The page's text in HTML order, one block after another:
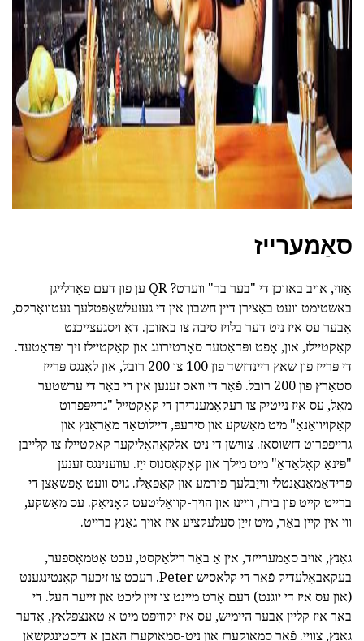
סאַמערייז
אַזוי, אויב באזוכן די "בער בר" ווערט? QR ען פון דעם פאַרלייגן
באשטימט וועט באַצירן דיין חשבון אין די געזעלשאַפטלעך נעטוואָרקס,
אָבער עס איז ניט דער בלויז סיבה צו באַזוכן. דאָ ויסגעצייכנט
קאַקטיילז, און, אָפט ופּדאַטעד סאָרטירונג און קאַקטיילז זיך ופּדאַטעד.
די פּרייַז פון שאַץ ריינדזשד פון 100 צו 200 רובל, און לאָנגס פּרייַז
סטאַרץ פון 200 רובל. פֿאַר די וואס זענען אין די באַר די ערשטער
מאָל, עס איז נייטיק צו רעקאָמענדירן די קאָקטייל "גרייפּפרוט
קאַקויוואַנאַ" מיט מאַשקע און סירעפּ, דיילוטאַד מאַראַנץ און
גרייפּפרוט דזשוסאַז. צווישן די ניט-אַלקאָהאָליקער קאַקטיילז צו קלייַבן
"פּינאַ קאָלאַדאַ" מיט מילך און קאָקאָסנוס ייַז. עווענינגס זענען
פּרידאַמאַנאַנטלי ווייַבלעך פירמע און קאַפּאַלז. גויס וועט אָפּשאַצן די
ברייט קייט פון בירז, וויינז און הויך-קוואַליטעט קאָניאַק. עס מאַשקע,
ווי אין קיין באַר, מיט זייַן סעלעקציע איז אויך גאַנץ ברייט.
גאַנץ, אויב סאַמערייזד, אין אַ באַר רילאַקסט, עכט אַטמאָספער,
בעקאַבאָלעדיק פֿאַר די קלאַסיש Peter. רעכט צו זיכער קאָנטינגענט
(און עס איז די יוגנט) דעם אָרט מיינט צו זיין ליכט און זייער העל. די
באַר איז קליין אָבער היימיש, עס איז יקוויפּט מיט אַ טאַנצפּלאַץ, אָדער
גאַנץ, צוויי. פֿאַר סמאָוקערז און ניט-סמאָוקערז האָבן אַ דיסטינגקשאַן